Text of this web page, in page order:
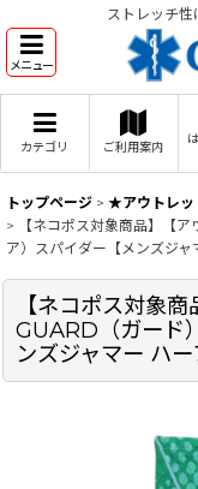
ストレッチ性
メニュー
カテゴリ ご利用案内
トップページ > ★アウトレ
>
【ネコポス対象商品】【
ア）スパイダー【メンズジャ
【ネコポス対象
GUARD（ガード
ンズジャマー ハー